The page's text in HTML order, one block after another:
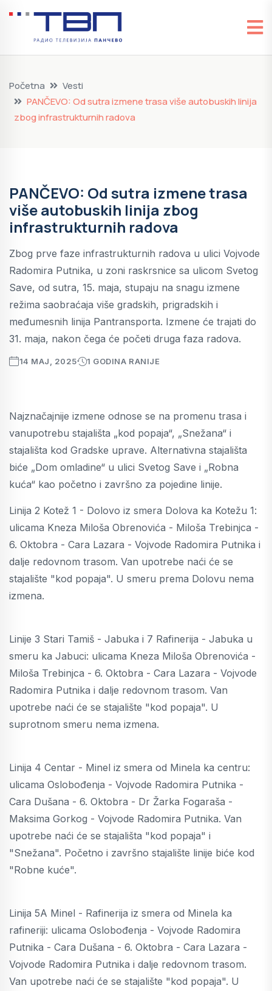
Početna
Vesti
PANČEVO: Od sutra izmene trasa više autobuskih linija
zbog infrastrukturnih radova
PANČEVO: Od sutra izmene trasa
više autobuskih linija zbog
infrastrukturnih radova
Zbog prve faze infrastrukturnih radova u ulici Vojvode
Radomira Putnika, u zoni raskrsnice sa ulicom Svetog
Save, od sutra, 15. maja, stupaju na snagu izmene
režima saobraćaja više gradskih, prigradskih i
međumesnih linija Pantransporta. Izmene će trajati do
31. maja, nakon čega će početi druga faza radova.
14 MAJ, 2025 1 GODINA RANIJE
Najznačajnije izmene odnose se na promenu trasa i
vanupotrebu stajališta „kod popaja“, „Snežana“ i
stajališta kod Gradske uprave. Alternativna stajališta
biće „Dom omladine“ u ulici Svetog Save i „Robna
kuća“ kao početno i završno za pojedine linije.
Linija 2 Kotež 1 - Dolovo iz smera Dolova ka Kotežu 1:
ulicama Kneza Miloša Obrenovića - Miloša Trebinjca -
6. Oktobra - Cara Lazara - Vojvode Radomira Putnika i
dalje redovnom trasom. Van upotrebe naći će se
stajalište "kod popaja". U smeru prema Dolovu nema
izmena.
Linije 3 Stari Tamiš - Jabuka i 7 Rafinerija - Jabuka u
smeru ka Jabuci: ulicama Kneza Miloša Obrenovića -
Miloša Trebinjca - 6. Oktobra - Cara Lazara - Vojvode
Radomira Putnika i dalje redovnom trasom. Van
upotrebe naći će se stajalište "kod popaja". U
suprotnom smeru nema izmena.
Linija 4 Centar - Minel iz smera od Minela ka centru:
ulicama Oslobođenja - Vojvode Radomira Putnika -
Cara Dušana - 6. Oktobra - Dr Žarka Fogaraša -
Maksima Gorkog - Vojvode Radomira Putnika. Van
upotrebe naći će se stajališta "kod popaja" i
"Snežana". Početno i završno stajalište linije biće kod
"Robne kuće".
Linija 5A Minel - Rafinerija iz smera od Minela ka
rafineriji: ulicama Oslobođenja - Vojvode Radomira
Putnika - Cara Dušana - 6. Oktobra - Cara Lazara -
Vojvode Radomira Putnika i dalje redovnom trasom.
Van upotrebe naći će se stajalište "kod popaja". U